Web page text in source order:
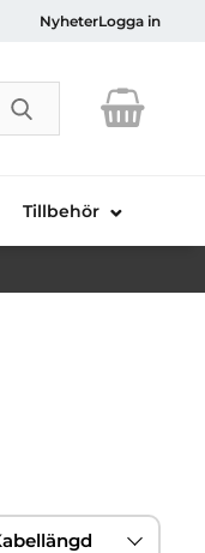
NyheterLogga in
Genomför
Tillbehör